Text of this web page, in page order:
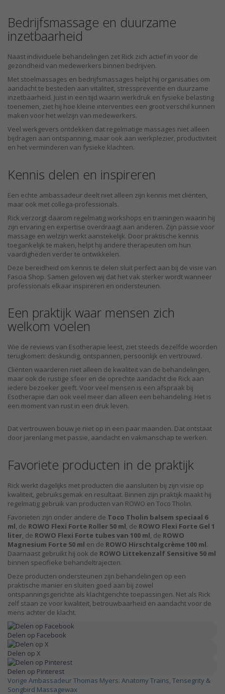
Bedrijfsmassage en duurzame
inzetbaarheid
Naast individuele behandelingen zet Rick zich actief in voor de
gezondheid van medewerkers binnen bedrijven.
Met stoelmassages en bedrijfsmassages helpt hij organisaties om
aandacht te besteden aan vitaliteit, stresspreventie en duurzame
inzetbaarheid. Juist in een tijd waarin werkdruk en fysieke belasting
toenemen, ziet hij hoe kleine interventies een groot verschil kunnen
maken voor het welzijn van medewerkers.
Veel werkgevers ontdekken dat regelmatige massages niet alleen
bijdragen aan ontspanning, maar ook aan werkplezier, productiviteit
en het verminderen van fysieke klachten.
Kennis delen en inspireren
Een echte ambassadeur deelt niet alleen zijn kennis met cliënten,
maar ook met collega-professionals.
Rick verzorgt daarom regelmatig workshops en trainingen waarin hij
zijn ervaring en expertise overdraagt aan anderen. Zijn passie voor
massage en welzijn werkt aanstekelijk. Door praktische kennis
toegankelijk te maken, helpt hij andere therapeuten om hun
vaardigheden verder te ontwikkelen.
Deze bereidheid om kennis te delen sluit perfect aan bij de visie van
Fascia Shop. Samen geloven wij dat het vak sterker wordt wanneer
professionals elkaar inspireren en ondersteunen.
Een praktijk waar mensen zich
welkom voelen
Wie de reviews van Esotherapie leest, ziet steeds dezelfde woorden
terugkomen: deskundig, ontspannen, persoonlijk en vertrouwd.
Cliënten waarderen niet alleen de kwaliteit van de behandelingen,
maar ook de rustige sfeer en de oprechte aandacht die Rick aan
iedere bezoeker geeft. Voor veel mensen is een afspraak bij
Esotherapie dan ook veel meer dan alleen een behandeling. Het is
een moment van rust in een druk leven.
Dat vertrouwen bouw je niet op in een paar maanden. Dat ontstaat
door jarenlang met passie, aandacht en vakmanschap te werken.
Favoriete producten in de praktijk
Rick werkt dagelijks met producten die aansluiten bij zijn visie op
kwaliteit, gebruiksgemak en resultaat. Binnen zijn praktijk maakt hij
regelmatig gebruik van producten van ROWO en Toco Tholin.
Favorieten zijn onder andere de Toco Tholin balsem speciaal 6
ml , de ROWO Flexi Forte Roller 50 ml , de ROWO Flexi Forte Gel 1
liter , de ROWO Flexi Forte tubes van 100 ml , de ROWO
Magnesium Forte 50 ml en de ROWO Hirschtalgcrème 100 ml.
Daarnaast gebruikt hij ook de ROWO Littekenzalf Sensitive 50 ml
binnen specifieke behandeltrajecten.
Deze producten ondersteunen zijn behandelingen op een
praktische manier en sluiten goed aan bij zowel
ontspanningsgerichte als klachtgerichte toepassingen. Net als Rick
zelf staan ze voor kwaliteit, betrouwbaarheid en aandacht voor de
mens achter de klacht.
Delen op Facebook
Delen op X
Delen op Pinterest
Vorige Ambassadeur Thomas Myers: Anatomy Trains, Tensegrity &
Songbird Massagewax